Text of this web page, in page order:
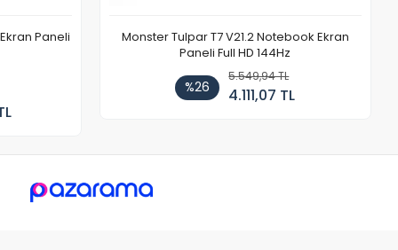
Paneli
Monster Tulpar T7 V21.2 Notebook Ekran
Paneli Full HD 144Hz
%26
5.549,94 TL
4.111,07 TL